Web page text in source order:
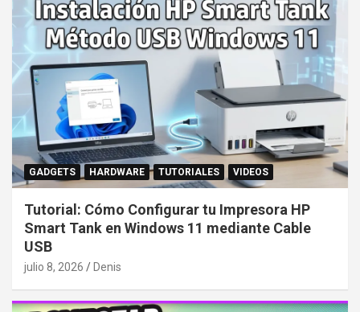
GADGETS HARDWARE TUTORIALES VIDEOS
Tutorial: Cómo Configurar tu Impresora HP
Smart Tank en Windows 11 mediante Cable
USB
julio 8, 2026 Denis